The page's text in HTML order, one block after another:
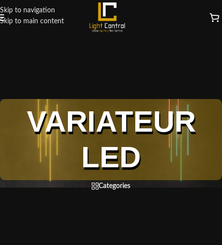
Skip to navigation
Skip to main content
VARIATEUR
LED
Categories